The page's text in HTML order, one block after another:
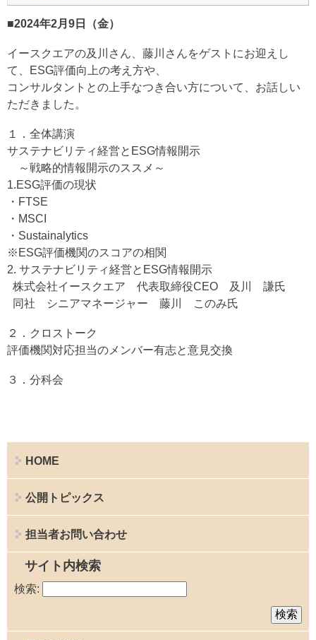
■2024年2月9日（金）
イースクエアの及川さん、藤川さんをゲストにお迎えし
て、ESG評価向上の考え方や、
コンサルタントとの上手なつき合い方について、お話しい
ただきました。
１．全体講演
サステナビリティ経営とESG情報開示
～戦略的情報開示のススメ～
1.ESG評価の現状
・FTSE
・MSCI
・Sustainalytics
※ESG評価機関のスコアの相関
2. サステナビリティ経営とESG情報開示
株式会社イースクエア 代表取締役CEO 及川 謙氏
同社 シニアマネージャー 藤川 このみ氏
２．クロストーク
評価機関対応担当のメンバー有志と意見交換
３．分科会
HOME
公開トピックス
担当者お問い合わせ
サイト内検索
検索: